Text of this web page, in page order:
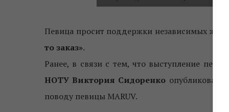
Певица просит поддержки независимых
то заказ».
Ранее, в связи с тем, что выступление
НОТУ Виктория Сидоренко
поводу певицы MARUV.